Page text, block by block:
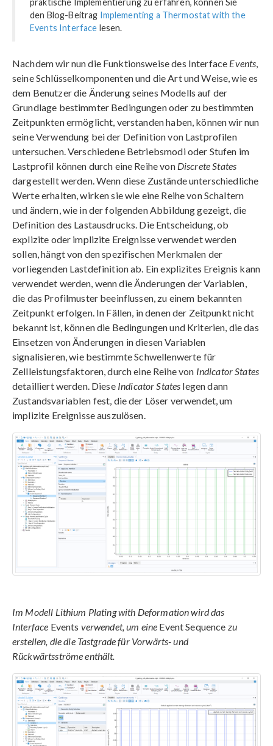
den Blog-Beitrag Implementing a Thermostat with the
Events Interface lesen.
Nachdem wir nun die Funktionsweise des Interface Events,
seine Schlüsselkomponenten und die Art und Weise, wie es
dem Benutzer die Änderung seines Modells auf der
Grundlage bestimmter Bedingungen oder zu bestimmten
Zeitpunkten ermöglicht, verstanden haben, können wir nun
seine Verwendung bei der Definition von Lastprofilen
untersuchen. Verschiedene Betriebsmodi oder Stufen im
Lastprofil können durch eine Reihe von Discrete States
dargestellt werden. Wenn diese Zustände unterschiedliche
Werte erhalten, wirken sie wie eine Reihe von Schaltern
und ändern, wie in der folgenden Abbildung gezeigt, die
Definition des Lastausdrucks. Die Entscheidung, ob
explizite oder implizite Ereignisse verwendet werden
sollen, hängt von den spezifischen Merkmalen der
vorliegenden Lastdefinition ab. Ein explizites Ereignis kann
verwendet werden, wenn die Änderungen der Variablen,
die das Profilmuster beeinflussen, zu einem bekannten
Zeitpunkt erfolgen. In Fällen, in denen der Zeitpunkt nicht
bekannt ist, können die Bedingungen und Kriterien, die das
Einsetzen von Änderungen in diesen Variablen
signalisieren, wie bestimmte Schwellenwerte für
Zellleistungsfaktoren, durch eine Reihe von Indicator States
detailliert werden. Diese Indicator States legen dann
Zustandsvariablen fest, die der Löser verwendet, um
implizite Ereignisse auszulösen.
Im Modell Lithium Plating with Deformation wird das
Interface Events verwendet, um eine Event Sequence zu
erstellen, die die Tastgrade für Vorwärts- und
Rückwärtsströme enthält.